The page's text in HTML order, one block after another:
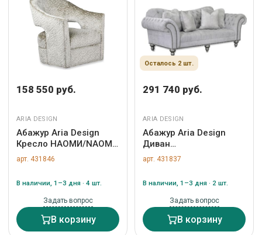
158 550 руб.
ARIA DESIGN
Абажур Aria Design
Кресло НАОМИ/NAOMI
арт. ZN-431846
арт. 431846
В наличии, 1–3 дня · 4 шт.
Задать вопрос
В корзину
Осталось 2 шт.
291 740 руб.
ARIA DESIGN
Абажур Aria Design
Диван
ЛОРРЭЙН/LORRAINE
арт. ZN-431837
арт. 431837
В наличии, 1–3 дня · 2 шт.
Задать вопрос
В корзину